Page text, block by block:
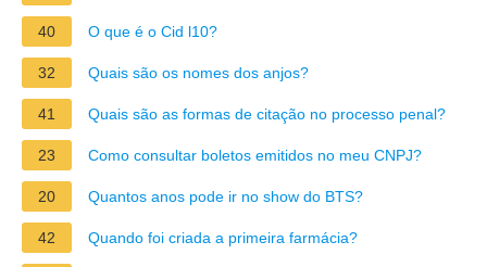
40 O que é o Cid l10?
32 Quais são os nomes dos anjos?
41 Quais são as formas de citação no processo penal?
23 Como consultar boletos emitidos no meu CNPJ?
20 Quantos anos pode ir no show do BTS?
42 Quando foi criada a primeira farmácia?